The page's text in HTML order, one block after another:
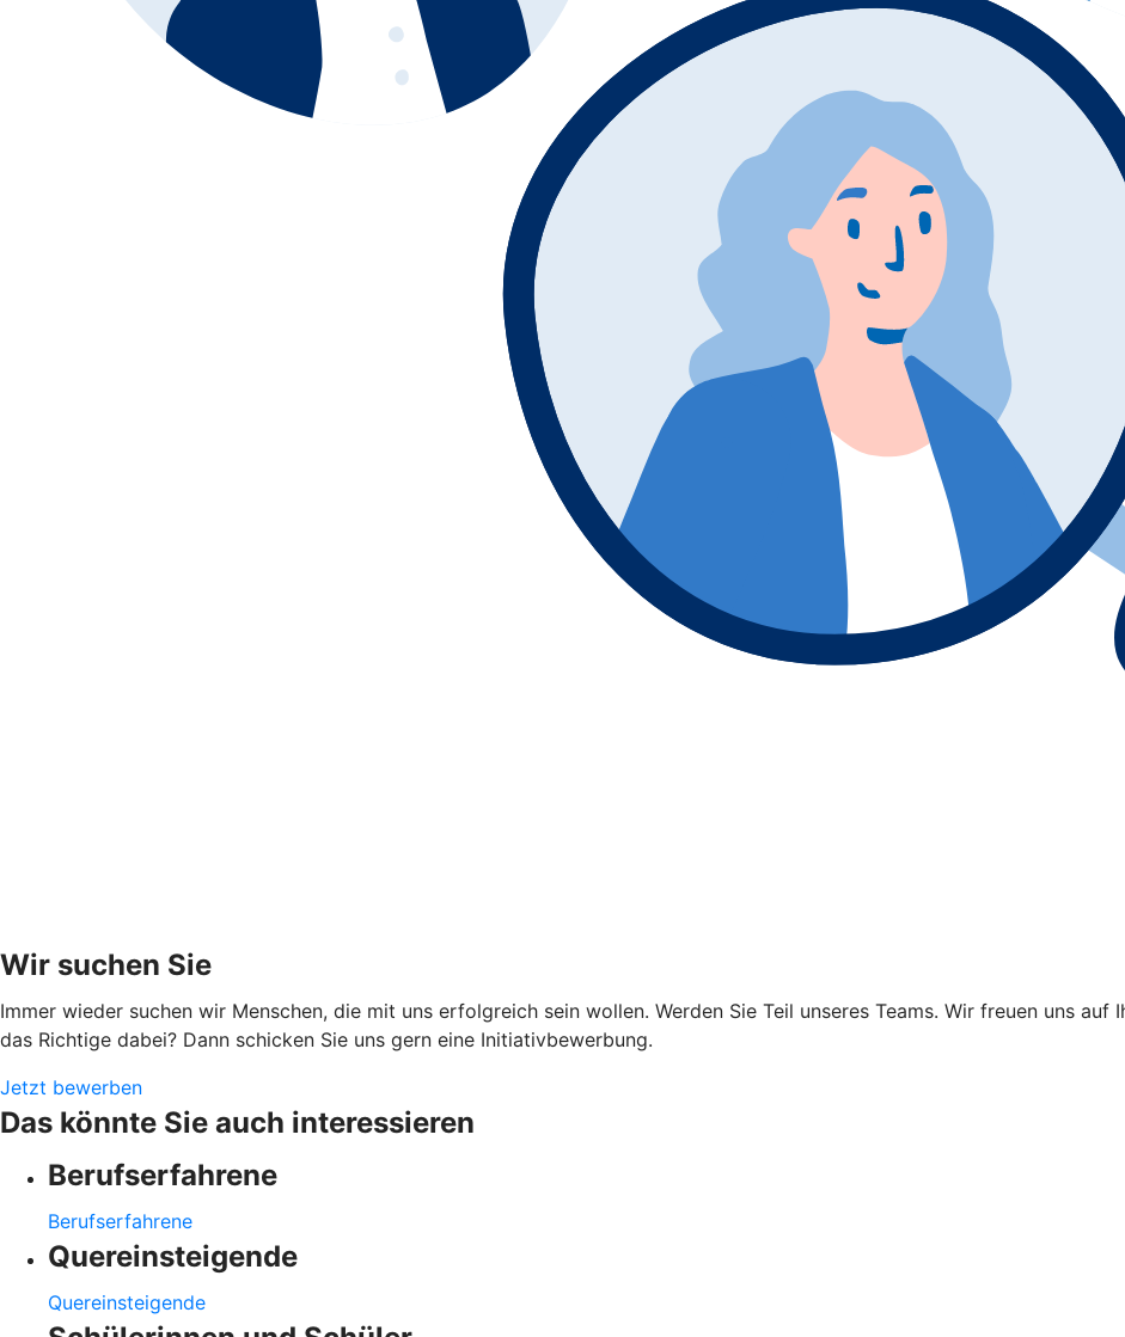
Wir suchen Sie
Immer wieder suchen wir Menschen, die mit uns erfolgreich sein wollen. Werden Sie Teil unseres Teams. Wir freuen uns
das Richtige dabei? Dann schicken Sie uns gern eine Initiativbewerbung.
Jetzt bewerben
Das könnte Sie auch interessieren
Berufserfahrene
Berufserfahrene
Quereinsteigende
Quereinsteigende